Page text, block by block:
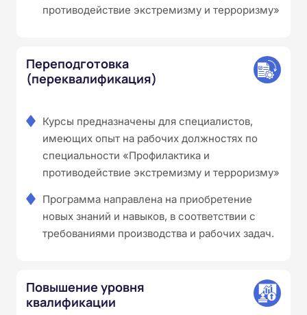
противодействие экстремизму и терроризму»
Переподготовка
(переквалификация)
Курсы предназначены для специалистов,
имеющих опыт на рабочих должностях по
специальности «Профилактика и
противодействие экстремизму и терроризму»
Программа направлена на приобретение
новых знаний и навыков, в соответствии с
требованиями производства и рабочих задач.
Повышение уровня
квалификации